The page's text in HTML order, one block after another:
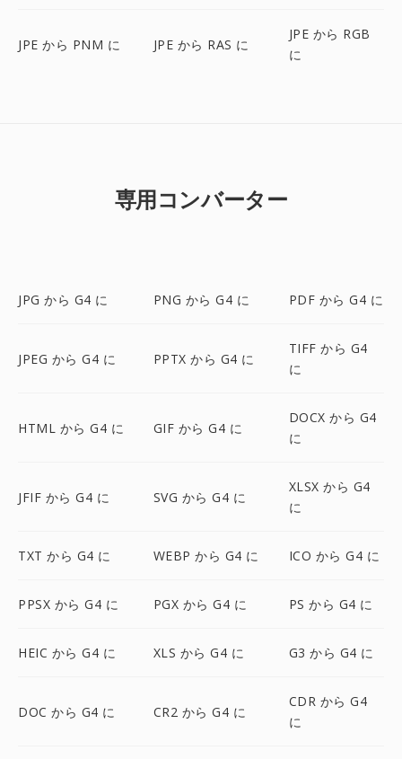
JPE から PNM に JPE から RAS に
JPE から RGB
に
専用コンバーター
JPG から G4 に PNG から G4 に PDF から G4 に
JPEG から G4 に PPTX から G4 に
TIFF から G4
に
HTML から G4 に GIF から G4 に
DOCX から G4
に
JFIF から G4 に SVG から G4 に
XLSX から G4
に
TXT から G4 に WEBP から G4 に ICO から G4 に
PPSX から G4 に PGX から G4 に PS から G4 に
HEIC から G4 に XLS から G4 に G3 から G4 に
DOC から G4 に CR2 から G4 に
CDR から G4
に